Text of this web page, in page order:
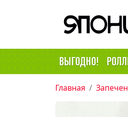
ВЫГОДНО!
Главная